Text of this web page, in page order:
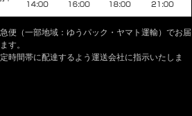
便（一部地域：ゆうパック・ヤマト運輸）でお届
す。
時間帯に配達するよう運送会社に指示いたしま